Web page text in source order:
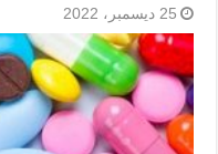
25 ديسمبر، 2022